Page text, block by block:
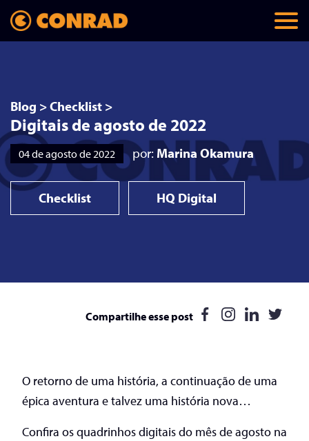
Blog >Checklist >
Digitais de agosto de 2022
04 de agosto de 2022 por: Marina Okamura
Checklist HQ Digital
Compartilhe esse post
O retorno de uma história, a continuação de uma
épica aventura e talvez uma história nova…
Confira os quadrinhos digitais do mês de agosto na